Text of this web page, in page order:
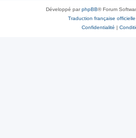
Développé parphpBB® Forum
Traduction française officielle
Confidentialité |